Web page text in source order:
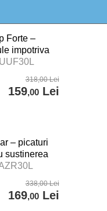
Forte –
impotriva
– 30 cps
318,00Lei
159,00Lei
– picaturi
sustinerea
a
stresului –
338,00Lei
169,00Lei